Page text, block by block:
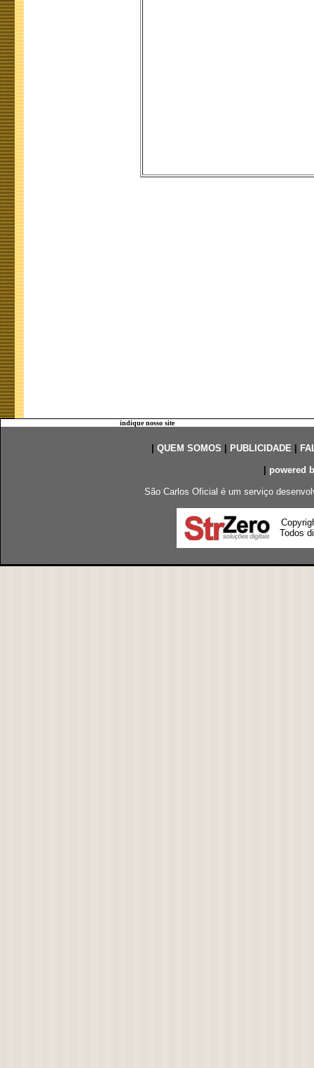
indique nosso site
QUEM SOMOS PUBLICIDADE|
powered
São Carlos Oficial é um serviço
Todos